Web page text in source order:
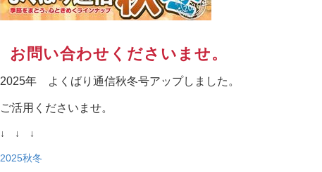
お問い合わせくださいませ。
2025年 よくばり通信秋冬号アップしました。
ご活用くださいませ。
↓ ↓ ↓
2025秋冬